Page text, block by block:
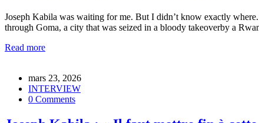
Joseph Kabila was waiting for me. But I didn’t know exactly
through Goma, a city that was seized in a bloody takeoverby a
Read more
mars 23, 2026
INTERVIEW
0 Comments